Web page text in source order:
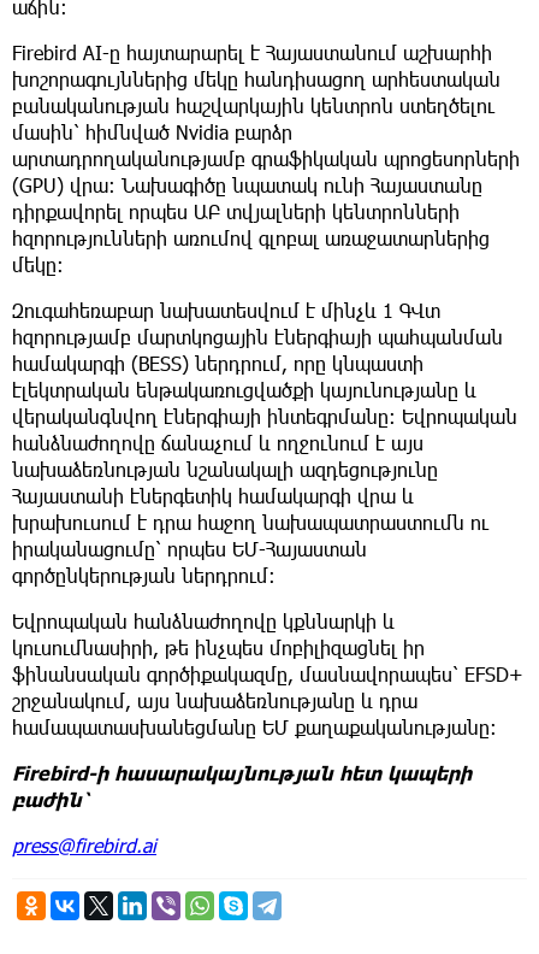
աճին։
Firebird AI-ը հայտարարել է Հայաստանում աշխարհի
խոշորագույններից մեկը հանդիսացող արհեստական
բանականության հաշվարկային կենտրոն ստեղծելու
մասին՝ հիմնված Nvidia բարձր
արտադրողականությամբ գրաֆիկական պրոցեսորների
(GPU) վրա։ Նախագիծը նպատակ ունի Հայաստանը
դիրքավորել որպես ԱԲ տվյալների կենտրոնների
հզորությունների առումով գլոբալ առաջատարներից
մեկը։
Զուգահեռաբար նախատեսվում է մինչև 1 ԳՎտ
հզորությամբ մարտկոցային էներգիայի պահպանման
համակարգի (BESS) ներդրում, որը կնպաստի
էլեկտրական ենթակառուցվածքի կայունությանը և
վերականգնվող էներգիայի ինտեգրմանը։ Եվրոպական
հանձնաժողովը ճանաչում և ողջունում է այս
նախաձեռնության նշանակալի ազդեցությունը
Հայաստանի էներգետիկ համակարգի վրա և
խրախուսում է դրա հաջող նախապատրաստումն ու
իրականացումը՝ որպես ԵՄ-Հայաստան
գործընկերության ներդրում:
Եվրոպական հանձնաժողովը կքննարկի և
կուսումնասիրի, թե ինչպես մոբիլիզացնել իր
ֆինանսական գործիքակազմը, մասնավորապես՝ EFSD+
շրջանակում, այս նախաձեռնությանը և դրա
համապատասխանեցմանը ԵՄ քաղաքականությանը։
Firebird-ի հասարակայնության հետ կապերի
բաժին՝
press@firebird.ai